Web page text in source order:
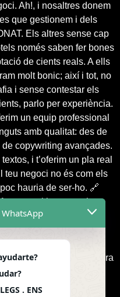
Ah!, i nosaltres donem
que gestionem i dels
Els altres sense cap
només saben fer bones
de cients reals. A ells
molt bonic; així i tot, no
i sense contestar els
parlo per experiència.
un equip professional
amb qualitat: des de
copywriting avançades.
i t’oferim un pla real
teu negoci no és com els
hauria de ser-ho. 🔗
positivament el teu
387 / 📞 +33 786 568
#SEOenAndorra
. ENS